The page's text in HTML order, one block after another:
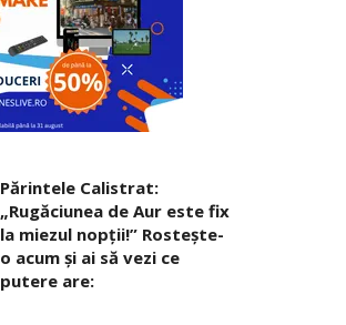
Părintele Calistrat:
„Rugăciunea de Aur este fix
la miezul nopţii!” Rosteşte-
o acum şi ai să vezi ce
putere are: